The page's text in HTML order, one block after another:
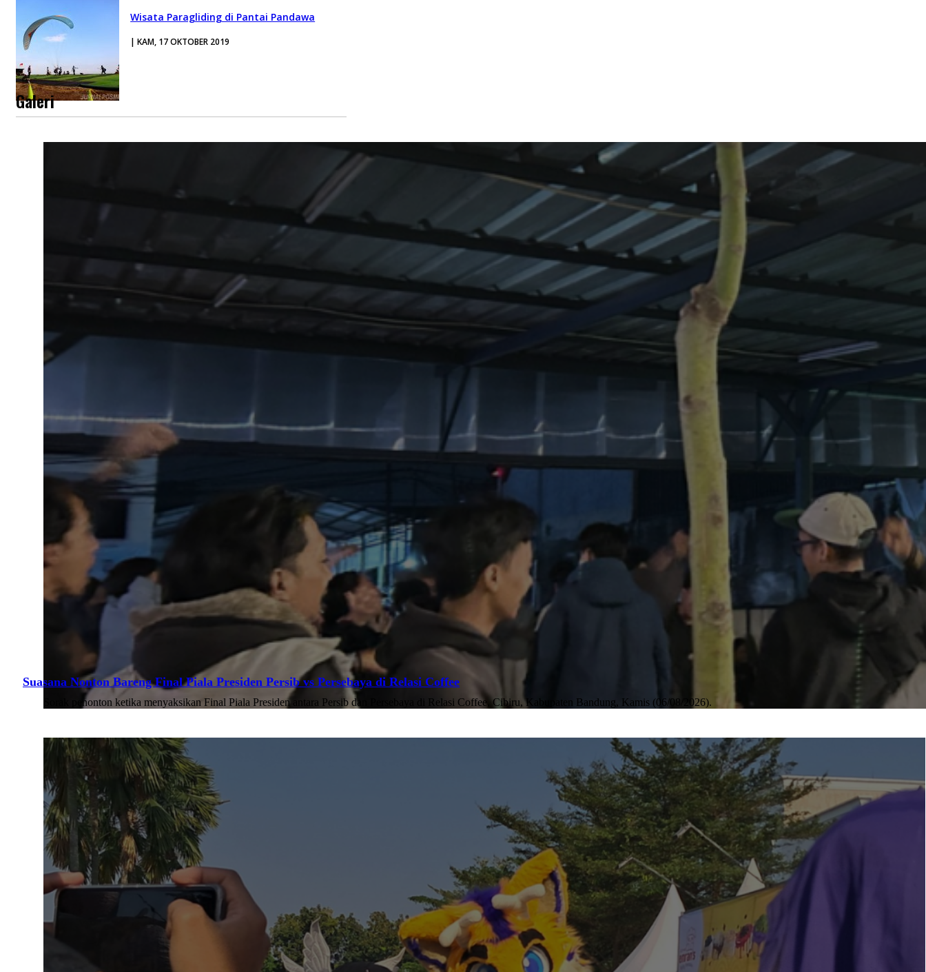
Wisata Paragliding di Pantai Pandawa
| KAM, 17 OKTOBER 2019
Galeri
Sorak penonton ketika menyaksikan Final Piala Presiden antara Persib dan Persebaya di Relasi Coffee, Cibiru, Kabupaten Bandung, Kamis (06/08/2026).
Suasana Nonton Bareng Final Piala Presiden Persib vs Persebaya di Relasi Coffee